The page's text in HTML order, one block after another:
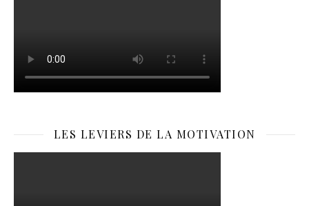
LES LEVIERS DE LA MOTIVATION